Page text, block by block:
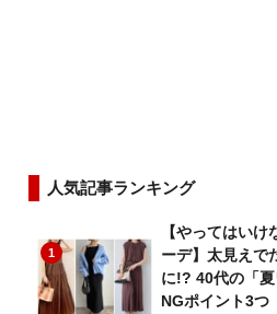
人気記事ランキング
1
【やってはいけ
ーデ】太見えで
に!? 40代の「夏
NGポイント3つ